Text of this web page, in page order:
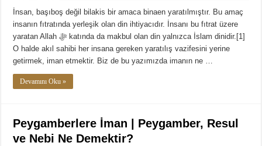
İnsan, başıboş değil bilakis bir amaca binaen yaratılmıştır. Bu amaç
insanın fıtratında yerleşik olan din ihtiyacıdır. İnsanı bu fıtrat üzere
yaratan Allah ﷻ katında da makbul olan din yalnızca İslam dinidir.[1]
O halde akıl sahibi her insana gereken yaratılış vazifesini yerine
getirmek, iman etmektir. Biz de bu yazımızda imanın ne …
Devamını Oku »
Peygamberlere İman | Peygamber, Resul
ve Nebi Ne Demektir?